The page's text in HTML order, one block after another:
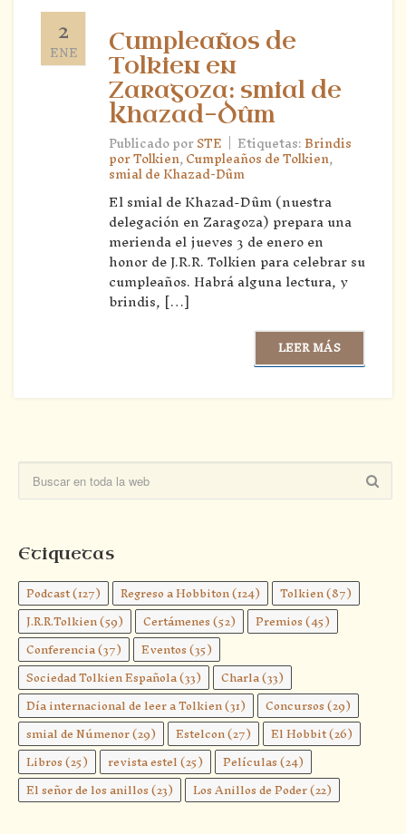
2
ENE
Cumpleaños de
Tolkien en
Zaragoza: smial de
Khazad-Dûm
Publicado porSTE | Etiquetas:Brindis
por Tolkien,Cumpleaños de Tolkien,
smial de Khazad-Dûm
El smial de Khazad-Dûm (nuestra
delegación en Zaragoza) prepara una
merienda el jueves 3 de enero en
honor de J.R.R. Tolkien para celebrar su
cumpleaños. Habrá alguna lectura, y
brindis, […]
LEER MÁS
Etiquetas
Podcast(127) Regreso a Hobbiton(124) Tolkien(87)
J.R.R.Tolkien(59) Certámenes(52) Premios(45)
Conferencia(37) Eventos(35)
Sociedad Tolkien Española(33) Charla(33)
Día internacional de leer a Tolkien(31) Concursos(29)
smial de Númenor(29) Estelcon(27) El Hobbit(26)
Libros(25) revista estel(25) Películas(24)
El señor de los anillos(23) Los Anillos de Poder(22)